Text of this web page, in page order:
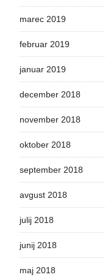
marec 2019
februar 2019
januar 2019
december 2018
november 2018
oktober 2018
september 2018
avgust 2018
julij 2018
junij 2018
maj 2018